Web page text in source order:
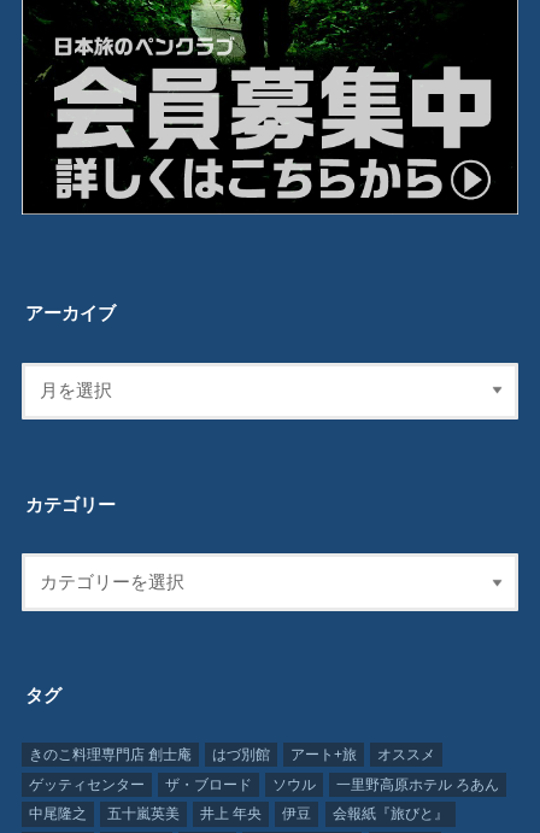
アーカイブ
カテゴリー
タグ
きのこ料理専門店 創士庵 はづ別館 アート+旅
オススメ
ゲッティセンター
ザ・ブロード ソウル
一里野高原ホテル ろあん
中尾隆之
五十嵐英美 井上 年央 伊豆
会報紙『旅びと』